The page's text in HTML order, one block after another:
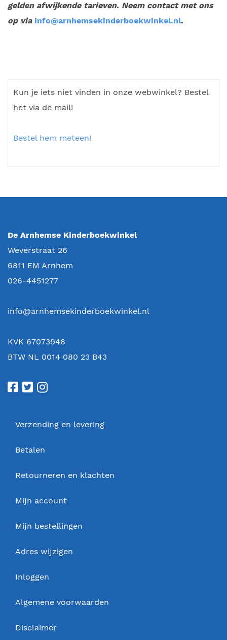
gelden afwijkende tarieven. Neem contact met ons
op via info@arnhemsekinderboekwinkel.nl.
Kun je iets niet vinden in onze webwinkel? Bestel
het via de mail!
Bestel hem meteen!
De Arnhemse Kinderboekwinkel
Weverstraat 26
6811 EM Arnhem
026-4451277
info@arnhemsekinderboekwinkel.nl
KVK 67073948
BTW NL 0014 080 23 B43
Verzending en levering
Betalen
Retourneren en klachten
Mijn account
Mijn bestellingen
Adres wijzigen
Inloggen
Algemene voorwaarden
Disclaimer